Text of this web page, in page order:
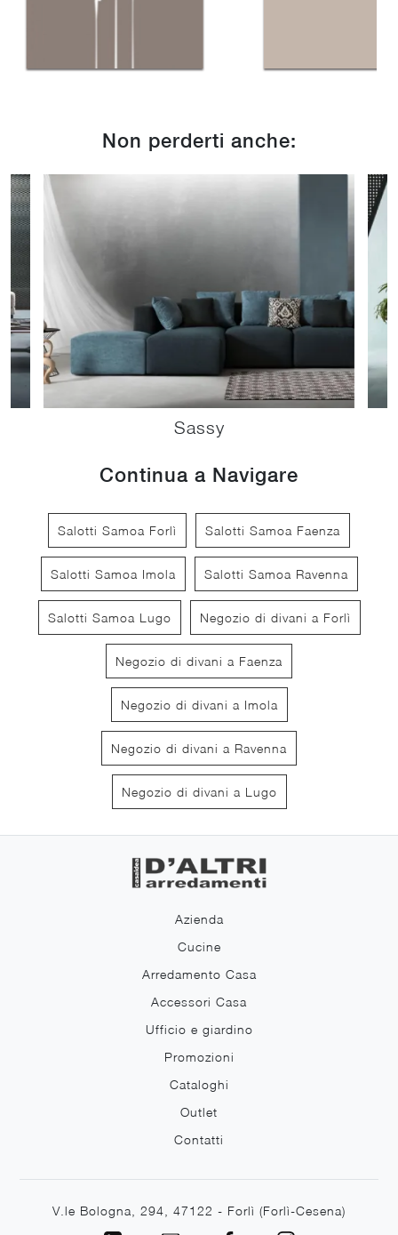
Non perderti anche:
Sassy
Continua a Navigare
Salotti Samoa Forlì Salotti Samoa Faenza
Salotti Samoa Imola Salotti Samoa Ravenna
Salotti Samoa Lugo Negozio di divani a Forlì
Negozio di divani a Faenza
Negozio di divani a Imola
Negozio di divani a Ravenna
Negozio di divani a Lugo
Azienda
Cucine
Arredamento Casa
Accessori Casa
Ufficio e giardino
Promozioni
Cataloghi
Outlet
Contatti
V.le Bologna, 294, 47122 - Forlì (Forlì-Cesena)